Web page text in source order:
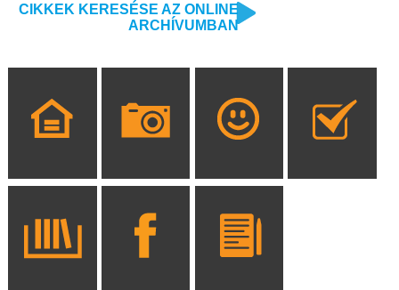
CIKKEK KERESÉSE AZ ONLINE
ARCHÍVUMBAN